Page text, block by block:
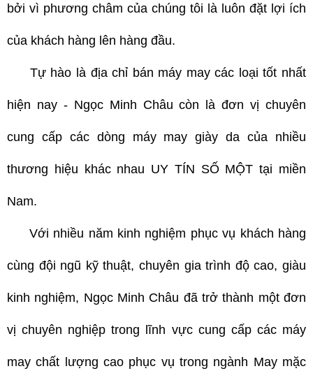
bởi vì phương châm của chúng tôi là luôn đặt lợi ích
của khách hàng lên hàng đầu.
Tự hào là địa chỉ bán máy may các loại tốt nhất
hiện nay - Ngọc Minh Châu còn là đơn vị chuyên
cung cấp các dòng máy may giày da của nhiều
thương hiệu khác nhau UY TÍN SỐ MỘT tại miền
Nam.
Với nhiều năm kinh nghiệm phục vụ khách hàng
cùng đội ngũ kỹ thuật, chuyên gia trình độ cao, giàu
kinh nghiệm, Ngọc Minh Châu đã trở thành một đơn
vị chuyên nghiệp trong lĩnh vực cung cấp các máy
may chất lượng cao phục vụ trong ngành May mặc